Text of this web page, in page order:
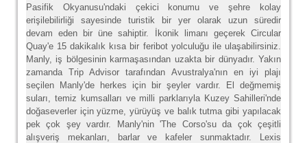
Pasifik Okyanusu'ndaki çekici konumu ve şehre kolay
erişilebilirliği sayesinde turistik bir yer olarak uzun süredir
devam eden bir üne sahiptir. İkonik limanı geçerek Circular
Quay'e 15 dakikalık kısa bir feribot yolculuğu ile ulaşabilirsiniz.
Manly, iş bölgesinin karmaşasından uzakta bir dünyadır. Yakın
zamanda Trip Advisor tarafından Avustralya'nın en iyi plajı
seçilen Manly'de herkes için bir şeyler vardır. El değmemiş
suları, temiz kumsalları ve milli parklarıyla Kuzey Sahilleri'nde
doğaseverler için yüzme, yürüyüş ve balık tutma gibi yapılacak
pek çok şey vardır. Manly'nin 'The Corso'su da çok çeşitli
alışveriş mekanları, barlar ve kafeler sunmaktadır. Lexis